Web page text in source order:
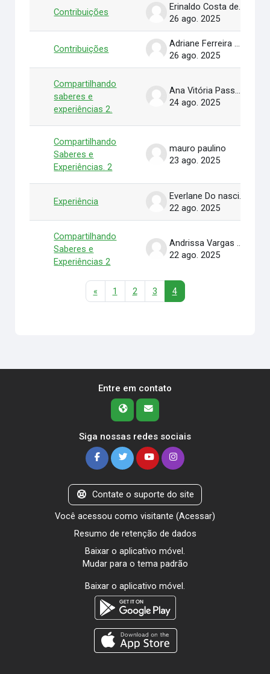
Contribuições
Erinaldo Costa de lima junior
26 ago. 2025
Contribuições
Adriane Ferreira Carvalho Costa
26 ago. 2025
Compartilhando
saberes e
experiências 2.
Ana Vitória Passos Veiga
24 ago. 2025
Compartilhando
Saberes e
Experiências. 2
mauro paulino
23 ago. 2025
Experiência
Everlane Do nascimento Silva
22 ago. 2025
Compartilhando
Saberes e
Experiências 2
Andrissa Vargas de Souza Kelling
22 ago. 2025
«Página anterior
1 Página 1
2Página 2
3Página 3
4Página 4
Entre em contato
Siga nossas redes sociais
Contate o suporte do site
Você acessou como visitante (Acessar)
Resumo de retenção de dados
Baixar o aplicativo móvel.
Mudar para o tema padrão
Baixar o aplicativo móvel.